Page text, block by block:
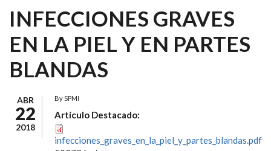
INFECCIONES GRAVES
EN LA PIEL Y EN PARTES
BLANDAS
ABR
22
2018
BySPMI
Artículo Destacado:
infecciones_graves_en_la_piel_y_partes_blandas.pdf